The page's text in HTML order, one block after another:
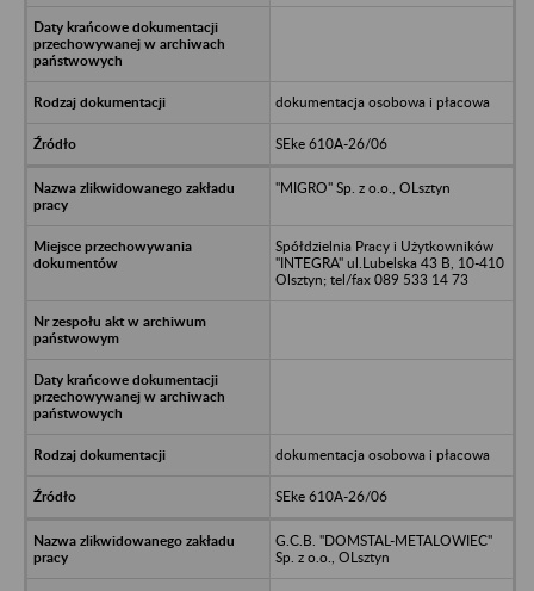
dokumentacja osobowa i płacowa
SEke 610A-26/06
"MIGRO" Sp. z o.o., OLsztyn
Spółdzielnia Pracy i Użytkowników
"INTEGRA" ul.Lubelska 43 B, 10-410
Olsztyn; tel/fax 089 533 14 73
dokumentacja osobowa i płacowa
SEke 610A-26/06
G.C.B. "DOMSTAL-METALOWIEC"
Sp. z o.o., OLsztyn